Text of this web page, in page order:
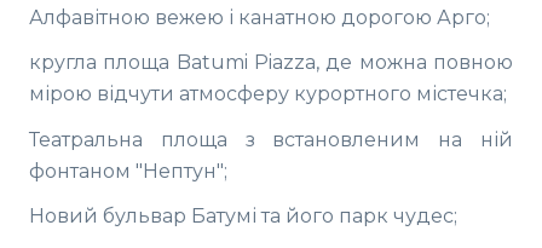
Алфавітною вежею і канатною дорогою Арго;
кругла площа Batumi Piazza, де можна повною
мірою відчути атмосферу курортного містечка;
Театральна площа з встановленим на ній
фонтаном "Нептун";
Новий бульвар Батумі та його парк чудес;